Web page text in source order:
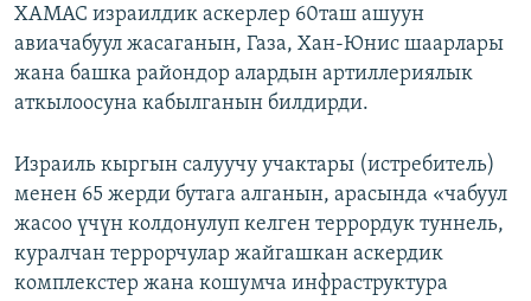
ХАМАС израилдик аскерлер 60таш ашуун
авиачабуул жасаганын, Газа, Хан-Юнис шаарлары
жана башка райондор алардын артиллериялык
аткылоосуна кабылганын билдирди.
Израиль кыргын салуучу учактары (истребитель)
менен 65 жерди бутага алганын, арасында «чабуул
жасоо үчүн колдонулуп келген террордук туннель,
куралчан террорчулар жайгашкан аскердик
комплекстер жана кошумча инфраструктура